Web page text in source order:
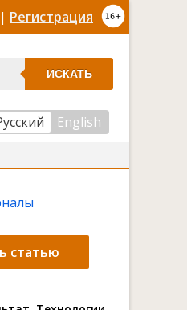
| Регистрация
ИСКАТЬ
English
статью